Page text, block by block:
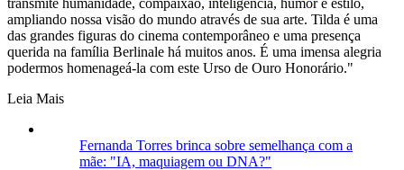
ampliando nossa visão do mundo através de sua arte. Tilda é uma
das grandes figuras do cinema contemporâneo e uma presença
querida na família Berlinale há muitos anos. É uma imensa alegria
podermos homenageá-la com este Urso de Ouro Honorário."
Leia Mais
Fernanda Torres brinca sobre semelhança com a
mãe: "IA, maquiagem ou DNA?"